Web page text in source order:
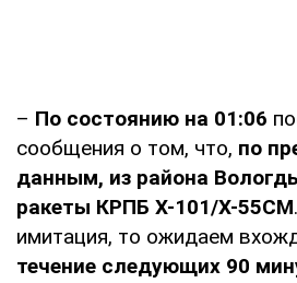
– По состоянию на 01:06
сообщения о том, что, по
данным, из района
ракеты КРПБ Х-101/Х-55СМ
имитация, то ожидаем
течение следующих 90